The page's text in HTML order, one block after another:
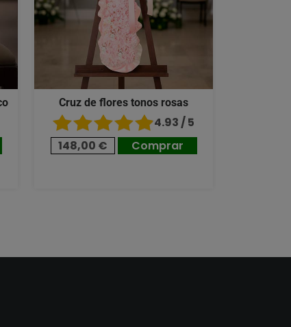
Cruz de flores tonos rosas
4.93 / 5
148,00 €
Comprar